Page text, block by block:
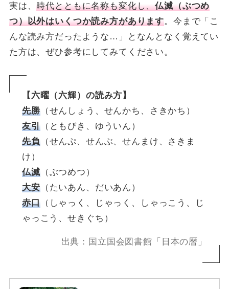
実は、時代とともに名称も変化し、仏滅（ぶつめ
つ）以外はいくつか読み方があります。今まで「こ
んな読み方だったような…」となんとなく覚えてい
た方は、ぜひ参考にしてみてください。
【六曜（六輝）の読み方】
先勝（せんしょう、せんかち、さきかち）
友引（ともびき、ゆういん）
先負（せんぷ、せんぶ、せんまけ、さきま
け）
仏滅（ぶつめつ）
大安（たいあん、だいあん）
赤口（しゃっく、じゃっく、しゃっこう、じ
ゃっこう、せきぐち）
出典：国立国会図書館「日本の暦」